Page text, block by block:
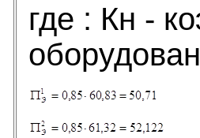
где : Кн -